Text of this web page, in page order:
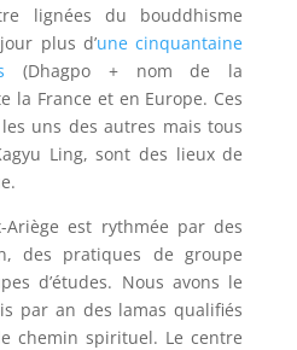
lignées du bouddhisme
plus d’une cinquantaine
(Dhagpo + nom de la
la France et en Europe. Ces
uns des autres mais tous
Ling, sont des lieux de
Ariège est rythmée par des
des pratiques de groupe
d’études. Nous avons le
par an des lamas qualifiés
chemin spirituel. Le centre